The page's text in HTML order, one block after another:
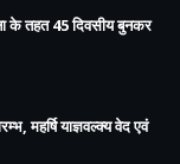
के तहत 45 दिवसीय बुनकर
महर्षि याज्ञवल्क्य वेद एवं